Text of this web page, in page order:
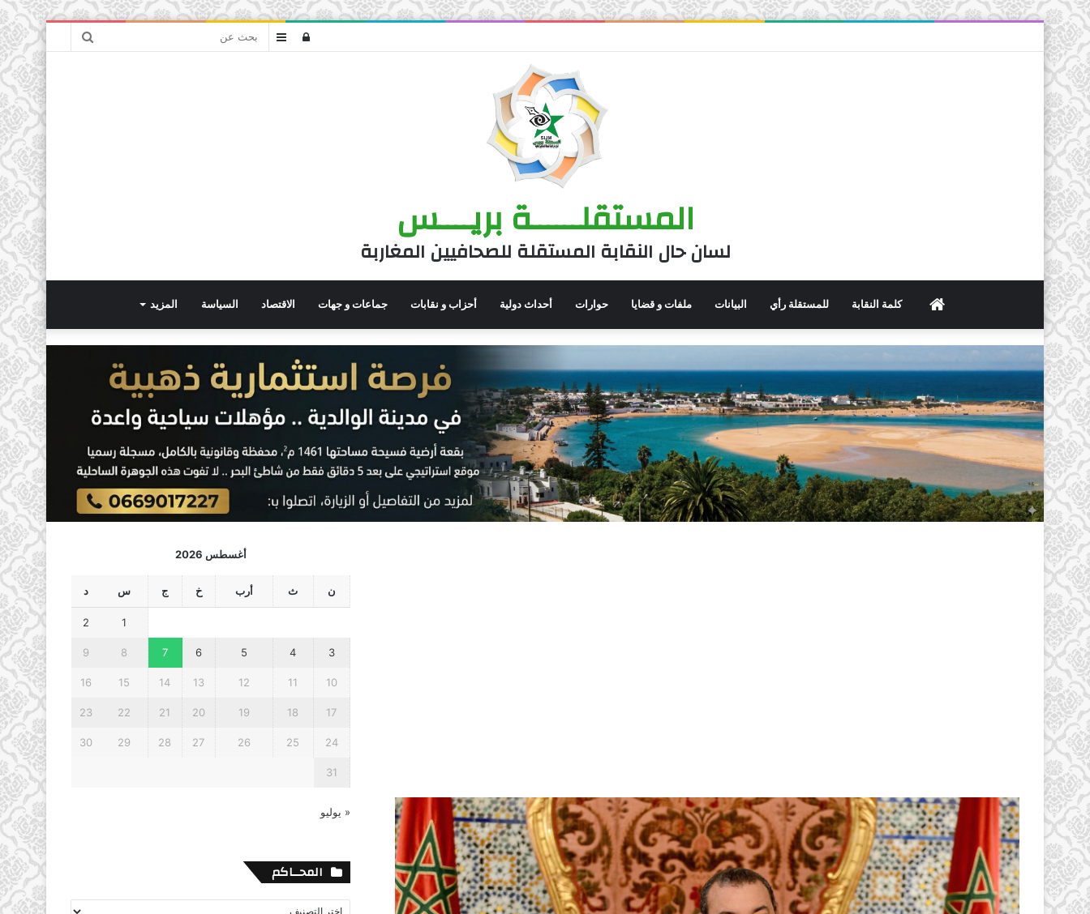
بحث
عمودتسجيل
المستقلــــــة بريــــس
لسان حال النقابة المستقلة للصحافيين المغاربة
الرئيسيةكلمة النقابة للمستقلة رأي البيانات ملفات و قضايا حوارات أحداث دولية أحزاب و نقابات جماعات و جهات الاقتصاد السياسة المزيد
أغسطس 2026
ن ث أرب خ ج س د
1
2
3
4
5
6
7
8
9
10
11
12
13
14
15
16
17
18
19
20
21
22
23
24
25
26
27
28
29
30
31
« يوليو
المحــاكم
المحــاكم